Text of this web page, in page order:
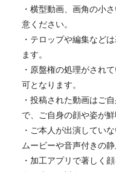
・横型動画、画角の小
意ください。
・テロップや編集など
ます。
・原盤権の処理がされ
可となります。
・投稿された動画はご
で、ご自身の顔や姿が
・ご本人が出演してい
ムービーや音声付きの静
・加工アプリで著しく